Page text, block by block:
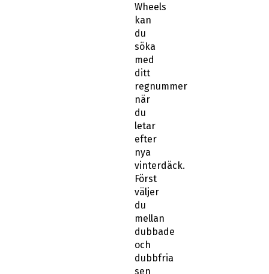
Wheels
kan
du
söka
med
ditt
regnummer
när
du
letar
efter
nya
vinterdäck.
Först
väljer
du
mellan
dubbade
och
dubbfria
sen